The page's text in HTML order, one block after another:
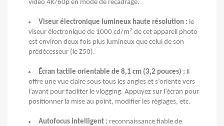
vidéo 4K/60p en mode de recadrage.
Viseur électronique lumineux haute résolution : le
viseur électronique de 1000 cd/m2 de cet appareil photo
est environ deux fois plus lumineux que celui de son
prédécesseur (le Z50).
Écran tactile orientable de 8,1 cm (3,2 pouces) : il
offre une vue claire sous tous les angles et s’oriente vers
l’avant pour faciliter le vlogging. Appuyez sur l’écran pour
positionner la mise au point, modifier les réglages, etc.
Autofocus intelligent : reconnaissance fiable de